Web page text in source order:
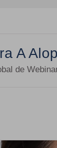
A
de